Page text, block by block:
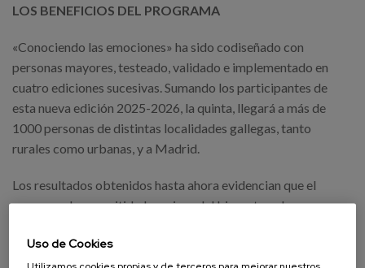
LOS BENEFICIOS DEL PROGRAMA
«Conociendo las emociones» ha sido codiseñado con
personas mayores, testeado, validado e implementado en
cuatro ediciones sucesivas. Sumando los participantes de
esta nueva edición 2025-2026, la quinta, llegará a más de
1000 personas de distintas localidades gallegas, tanto
rurales como urbanas, y a Madrid.
Los resultados obtenidos hasta ahora evidencian que el
programa ha permitido la mejora del bienestar y la
participantes, según la investigación realizada por
Uso de Cookies